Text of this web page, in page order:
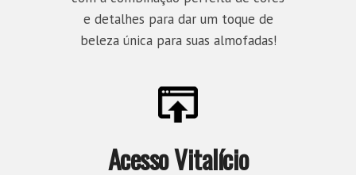
e detalhes para dar um toque de
beleza única para suas almofadas!
Acesso Vitalício